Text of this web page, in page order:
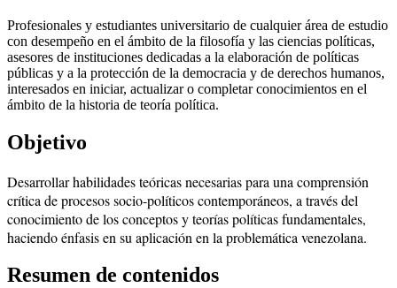
Profesionales y estudiantes universitario de cualquier área de estudio
con desempeño en el ámbito de la filosofía y las ciencias políticas,
asesores de instituciones dedicadas a la elaboración de políticas
públicas y a la protección de la democracia y de derechos humanos,
interesados en iniciar, actualizar o completar conocimientos en el
ámbito de la historia de teoría política.
Objetivo
Desarrollar habilidades teóricas necesarias para una comprensión
crítica de procesos socio-políticos contemporáneos, a través del
conocimiento de los conceptos y teorías políticas fundamentales,
haciendo énfasis en su aplicación en la problemática venezolana.
Resumen de contenidos